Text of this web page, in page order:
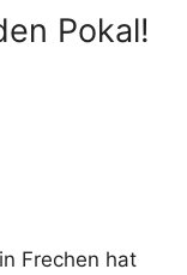
Pokal!
Frechen hat